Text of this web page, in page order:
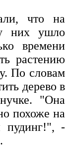
что на
у них ушло
времени
растению
По словам
дерево в
"Она
похоже на
пудинг!", -